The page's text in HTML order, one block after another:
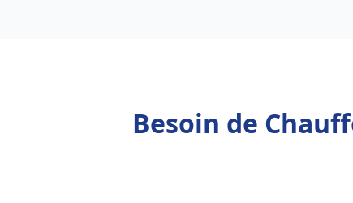
Besoin de